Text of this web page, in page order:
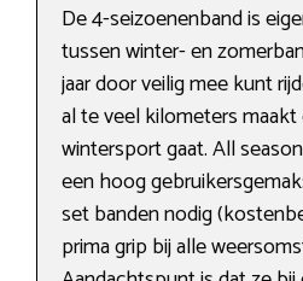
De 4-seizoenenband is
tussen winter- en
jaar door veilig mee kunt
al te veel kilometers
wintersport gaat. All
een hoog
set banden nodig
prima grip bij alle